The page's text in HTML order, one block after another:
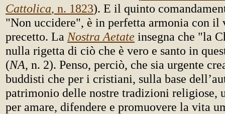
Cattolica, n. 1823). E il quinto
"Non uccidere", è in perfetta armonia con il
precetto. La Nostra Aetate insegna che "la
nulla rigetta di ciò che è vero e santo in
(NA, n. 2). Penso, perciò, che sia urgente
buddisti che per i cristiani, sulla base
patrimonio delle nostre tradizioni religiose,
per amare, difendere e promuovere la vita